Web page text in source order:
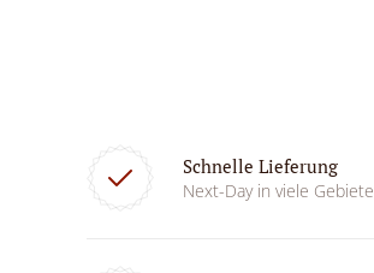
Schnelle Lieferung
Next-Day in viele Gebiete